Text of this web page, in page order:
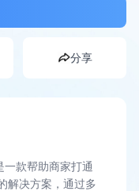
分享
款帮助商家打通
解决方案，通过多